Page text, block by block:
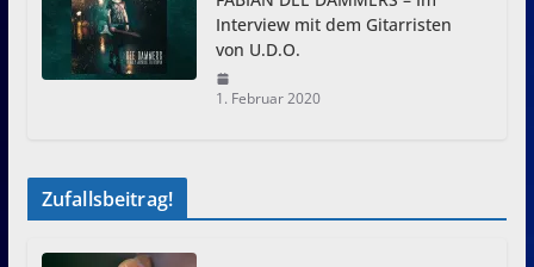
Interview mit dem Gitarristen
von U.D.O.
1. Februar 2020
Zufallsbeitrag!